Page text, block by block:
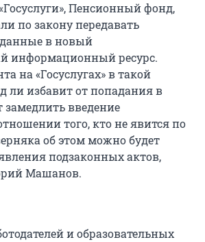
Пенсионный фонд,
по закону передавать
в новый
информационный ресурс.
на «Госуслугах» в такой
ли избавит от попадания в
замедлить введение
того, кто не явится по
об этом можно будет
подзаконных актов,
Машанов.
и образовательных